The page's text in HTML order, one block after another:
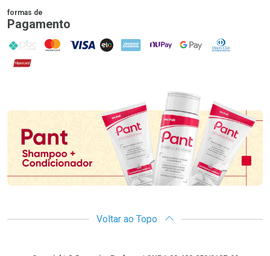
formas de
Pagamento
PIX MasterCard
VISA ELO AMEX NuPay Google PayDiners Club
Hipercard
Voltar ao Topo